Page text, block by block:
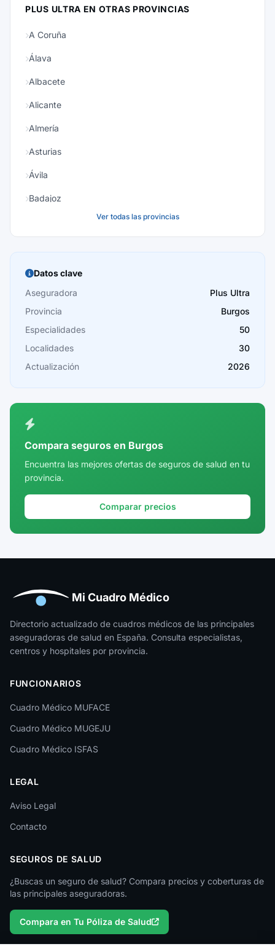
PLUS ULTRA EN OTRAS PROVINCIAS
A Coruña
Álava
Albacete
Alicante
Almería
Asturias
Ávila
Badajoz
Burgos
Cáceres
Cádiz
Cantabria
Castellón
Córdoba
Cuenca
Girona
Huesca
Jaén
La Rioja
León
Lleida
Lugo
Málaga
Melilla
Murcia
Palencia
Pontevedra
Salamanca
Ver todas las provincias
Datos clave
Aseguradora
Plus Ultra
Provincia
Burgos
Especialidades
50
Localidades
30
Actualización
2026
Compara seguros en Burgos
Encuentra las mejores ofertas de seguros de salud en tu
provincia.
Comparar precios
Mi Cuadro Médico
Directorio actualizado de cuadros médicos de las principales
aseguradoras de salud en España. Consulta especialistas,
centros y hospitales por provincia.
FUNCIONARIOS
Cuadro Médico MUFACE
Cuadro Médico MUGEJU
Cuadro Médico ISFAS
LEGAL
Aviso Legal
Contacto
SEGUROS DE SALUD
¿Buscas un seguro de salud? Compara precios y coberturas de
las principales aseguradoras.
Compara en Tu Póliza de Salud